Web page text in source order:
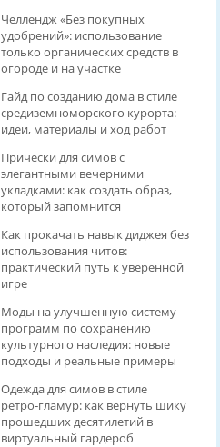
Челлендж «Без покупных
удобрений»: использование
только органических средств в
огороде и на участке
Гайд по созданию дома в стиле
средиземноморского курорта:
идеи, материалы и ход работ
Причёски для симов с
элегантными вечерними
укладками: как создать образ,
который запомнится
Как прокачать навык диджея без
использования читов:
практический путь к уверенной
игре
Моды на улучшенную систему
программ по сохранению
культурного наследия: новые
подходы и реальные примеры
Одежда для симов в стиле
ретро‑гламур: как вернуть шику
прошедших десятилетий в
виртуальный гардероб